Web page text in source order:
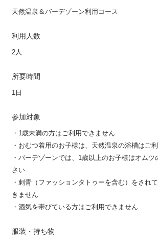
天然温泉＆バーデゾーン利用コース
利用人数
2人
所要時間
1日
参加対象
・1歳未満の方はご利用できません
・おむつ着用のお子様は、天然温泉の浴槽はご
・バーデゾーンでは、1歳以上のお子様はオム
さい
・刺青（ファッションタトゥーを含む）をされ
きません
・酒気を帯びている方はご利用できません
服装・持ち物